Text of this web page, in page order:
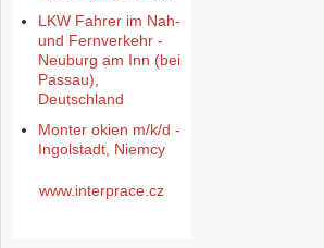
LKW Fahrer im Nah-
und Fernverkehr -
Neuburg am Inn (bei
Passau),
Deutschland
Monter okien m/k/d -
Ingolstadt, Niemcy
www.interprace.cz